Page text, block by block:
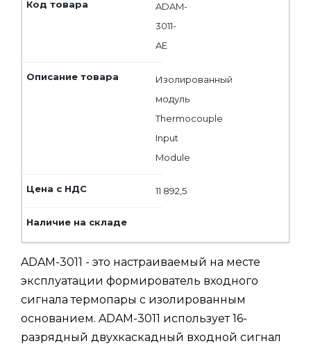
ADAM-
3011-
AE
Изолированный
модуль
Thermocouple
Input
Module
11 892,5
ADAM-3011 - это настраиваемый на месте
эксплуатации формирователь входного
сигнала термопары с изолированным
основанием. ADAM-3011 использует 16-
разрядный двухкаскадный входной сигнал